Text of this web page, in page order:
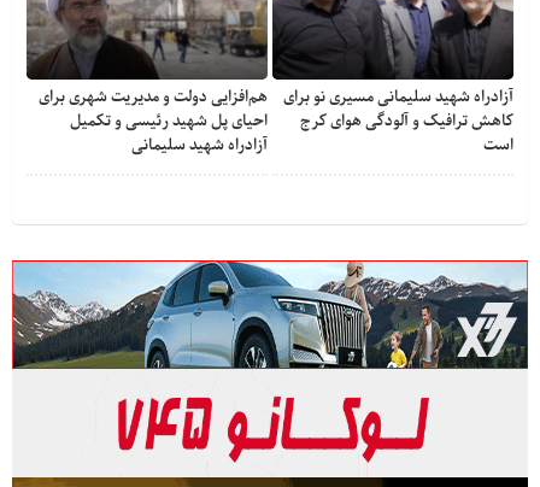
آزادراه شهید سلیمانی مسیری نو برای
کاهش ترافیک و آلودگی هوای کرج
است
هم‌افزایی دولت و مدیریت شهری برای
احیای پل شهید رئیسی و تکمیل
آزادراه شهید سلیمانی